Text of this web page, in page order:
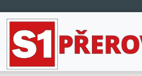
Hlavní navigace